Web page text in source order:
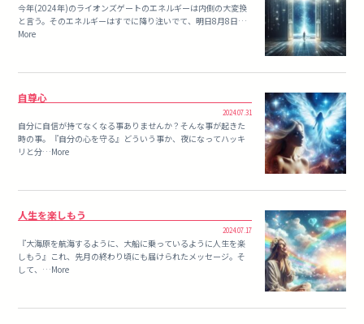
今年(2024年)のライオンズゲートのエネルギーは内側の大変換
と言う。そのエネルギーはすでに降り注いでて、明日8月8日…
More
自尊心
2024.07.31
自分に自信が持てなくなる事ありませんか？そんな事が起きた
時の事。『自分の心を守る』どういう事か、夜になってハッキ
リと分…More
人生を楽しもう
2024.07.17
『大海原を航海するように、大船に乗っているように人生を楽
しもう』これ、先月の終わり頃にも届けられたメッセージ。そ
して、…More